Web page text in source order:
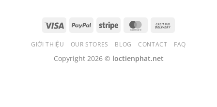
GIỚI THIỆU OUR STORES BLOG CONTACT FAQ
Copyright 2026 © loctienphat.net